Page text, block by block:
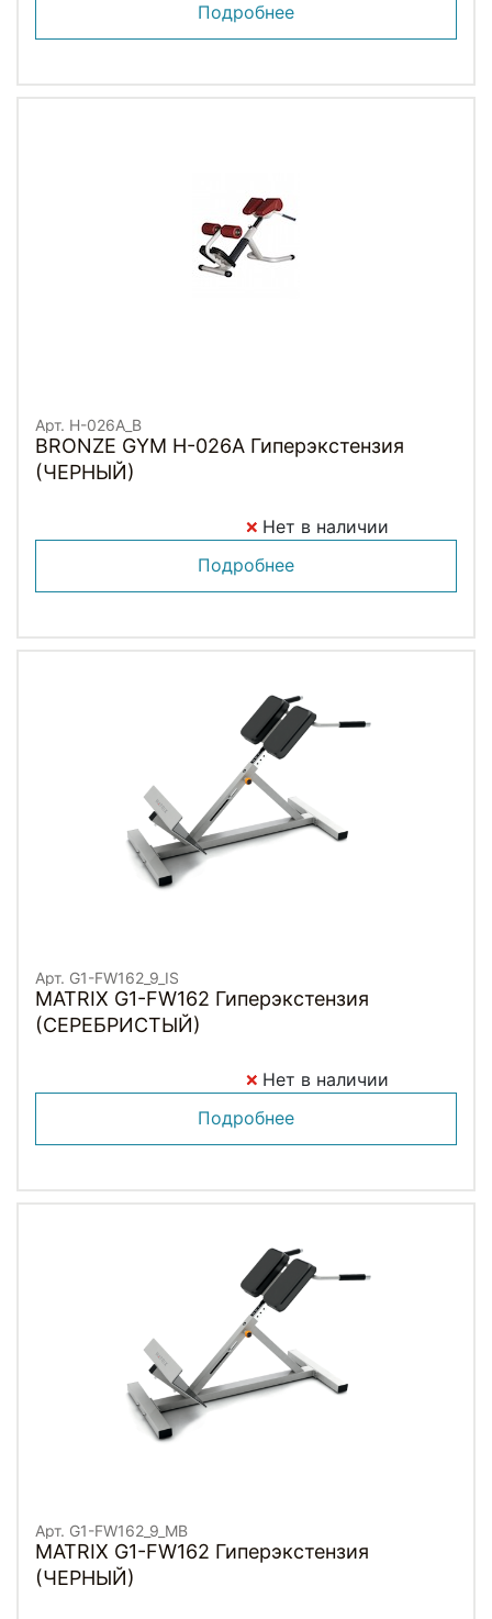
Подробнее
Арт. H-026A_B
BRONZE GYM H-026A Гиперэкстензия
(ЧЕРНЫЙ)
Нет в наличии
Подробнее
Арт. G1-FW162_9_IS
MATRIX G1-FW162 Гиперэкстензия
(СЕРЕБРИСТЫЙ)
Нет в наличии
Подробнее
Арт. G1-FW162_9_MB
MATRIX G1-FW162 Гиперэкстензия
(ЧЕРНЫЙ)